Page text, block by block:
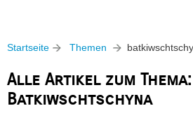
Startseite Themen
Alle Artikel zum Thema:
Batkiwschtschyna